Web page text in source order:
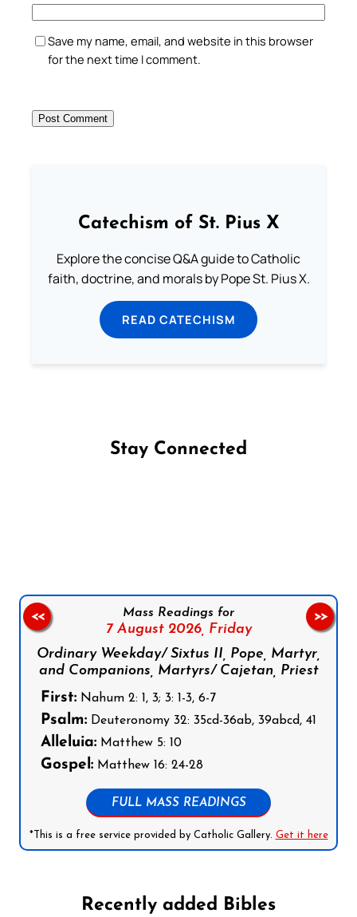
Save my name, email, and website in this browser
for the next time I comment.
Catechism of St. Pius X
Explore the concise Q&A guide to Catholic
faith, doctrine, and morals by Pope St. Pius X.
READ CATECHISM
Stay Connected
Mass Readings for
7 August 2026, Friday
Ordinary Weekday/ Sixtus II, Pope, Martyr,
and Companions, Martyrs/ Cajetan, Priest
First: Nahum 2: 1, 3; 3: 1-3, 6-7
Psalm: Deuteronomy 32: 35cd-36ab, 39abcd, 41
Alleluia: Matthew 5: 10
Gospel: Matthew 16: 24-28
FULL MASS READINGS
*This is a free service provided by Catholic Gallery. Get it here
<< >>
Recently added Bibles